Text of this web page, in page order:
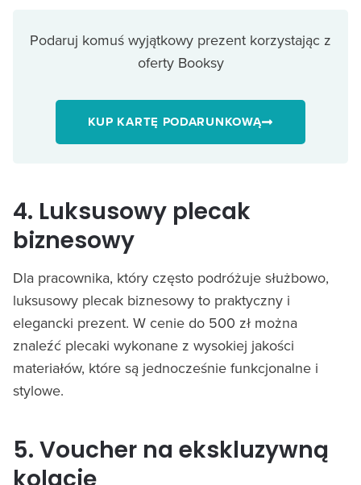
Podaruj komuś wyjątkowy prezent korzystając z
oferty Booksy
KUP KARTĘ PODARUNKOWĄ
4. Luksusowy plecak
biznesowy
Dla pracownika, który często podróżuje służbowo,
luksusowy plecak biznesowy to praktyczny i
elegancki prezent. W cenie do 500 zł można
znaleźć plecaki wykonane z wysokiej jakości
materiałów, które są jednocześnie funkcjonalne i
stylowe.
5. Voucher na ekskluzywną